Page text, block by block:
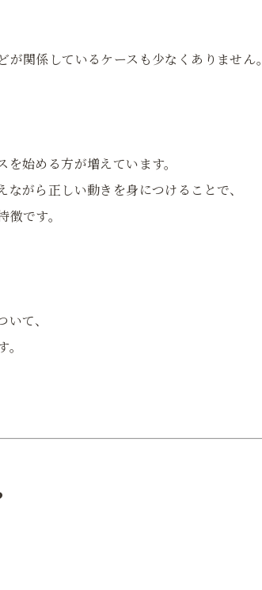
関係しているケースも少なくありません。
始める方が増えています。
がら正しい動きを身につけることで、
です。
て、